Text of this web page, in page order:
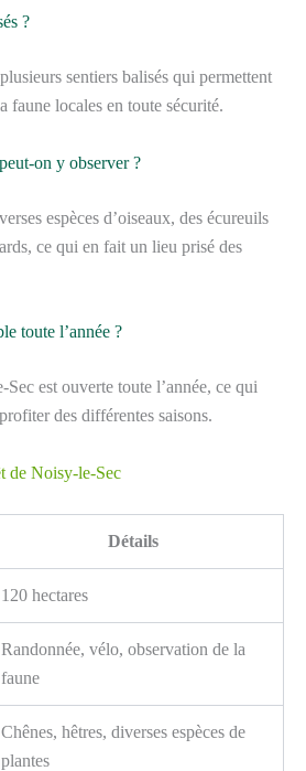
?
sentiers balisés qui permettent
faune locales en toute sécurité.
on y observer ?
espèces d’oiseaux, des écureuils
ce qui en fait un lieu prisé des
toute l’année ?
est ouverte toute l’année, ce qui
des différentes saisons.
de Noisy-le-Sec
Détails
120 hectares
Randonnée, vélo, observation de la
faune
Chênes, hêtres, diverses espèces de
plantes